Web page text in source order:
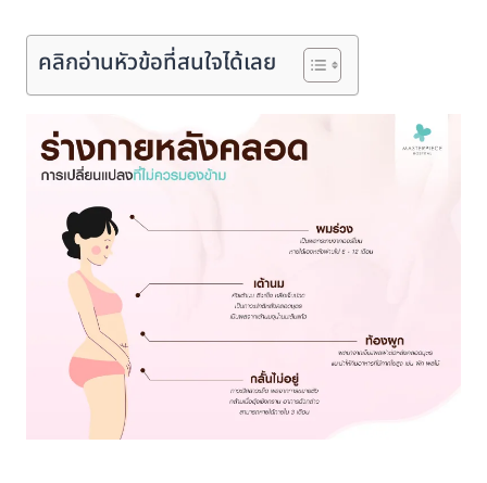
คลิกอ่านหัวข้อที่สนใจได้เลย